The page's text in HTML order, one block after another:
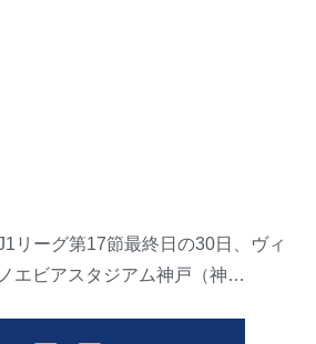
リーグ第17節最終日の30日、ヴィ
エビアスタジアム神戸（神…